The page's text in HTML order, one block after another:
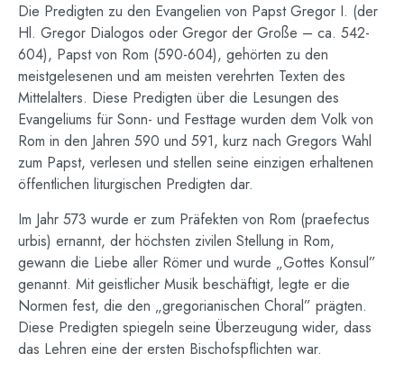
Die Predigten zu den Evangelien von Papst Gregor I. (der
Hl. Gregor Dialogos oder Gregor der Große – ca. 542-
604), Papst von Rom (590-604), gehörten zu den
meistgelesenen und am meisten verehrten Texten des
Mittelalters. Diese Predigten über die Lesungen des
Evangeliums für Sonn- und Festtage wurden dem Volk von
Rom in den Jahren 590 und 591, kurz nach Gregors Wahl
zum Papst, verlesen und stellen seine einzigen erhaltenen
öffentlichen liturgischen Predigten dar.
Im Jahr 573 wurde er zum Präfekten von Rom (praefectus
urbis) ernannt, der höchsten zivilen Stellung in Rom,
gewann die Liebe aller Römer und wurde „Gottes Konsul”
genannt. Mit geistlicher Musik beschäftigt, legte er die
Normen fest, die den „gregorianischen Choral” prägten.
Diese Predigten spiegeln seine Überzeugung wider, dass
das Lehren eine der ersten Bischofspflichten war.